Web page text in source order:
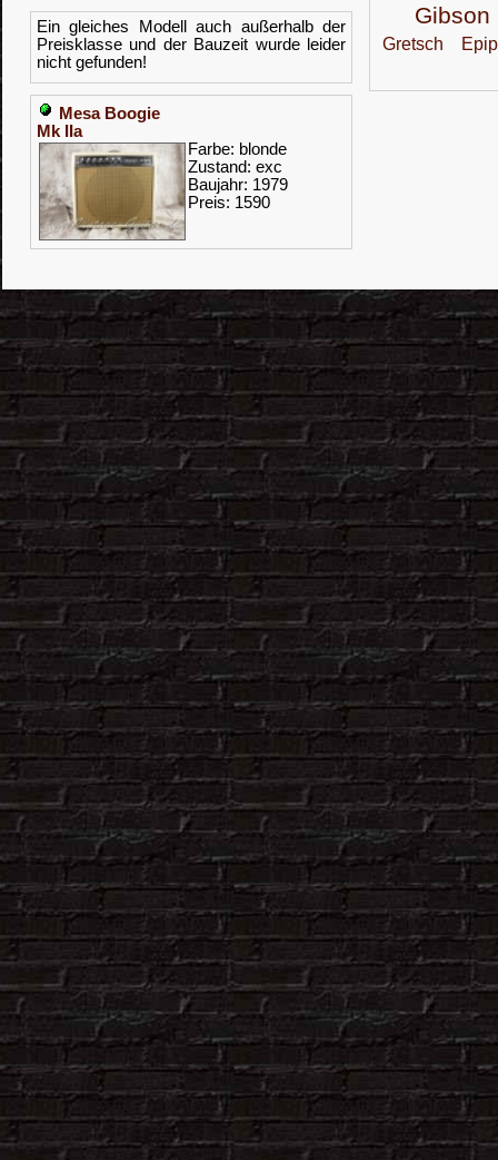
Ein gleiches Modell auch außerhalb der
Preisklasse und der Bauzeit wurde leider
nicht gefunden!
Mesa Boogie
Mk IIa
Farbe: blonde
Zustand: exc
Baujahr: 1979
Preis: 1590
Gibson
Gretsch